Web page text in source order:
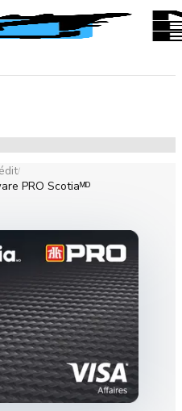
/
PRO Scotiaᴹᴰ